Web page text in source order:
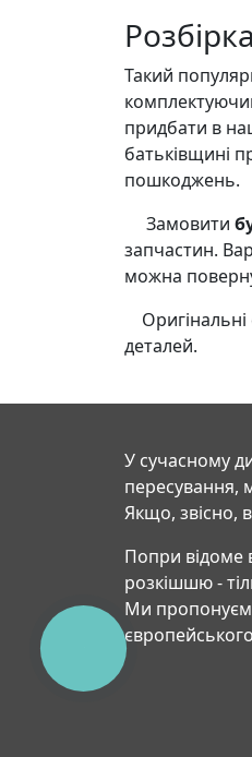
Такий
придбати в
батьківщині
пошкоджень.
Замовити
запчастин.
можна
Оригінальні
деталей.
У сучасному
пересування,
Якщо, звісно,
Попри відоме
розкішшю -
Ми